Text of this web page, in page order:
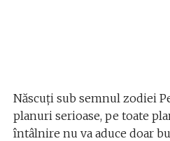
Născuți sub semnul zodiei
planuri serioase, pe toate
întâlnire nu va aduce doar